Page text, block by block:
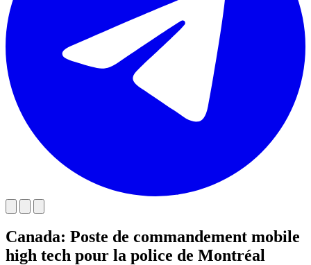
Canada: Poste de commandement mobile
high tech pour la police de Montréal